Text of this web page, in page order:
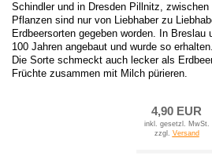
Schindler und in Dresden Pillnitz,
Pflanzen sind nur von Liebhaber zu
Erdbeersorten gegeben worden. In
100 Jahren angebaut und wurde so erhalten.
Die Sorte schmeckt auch lecker als
Früchte zusammen mit Milch pürieren.
4,90 EUR
inkl. gesetzl. MwSt.
zzgl. Versand